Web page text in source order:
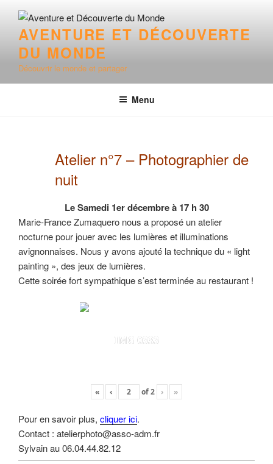
contenu
principal
AVENTURE ET DÉCOUVERTE
DU MONDE
Découvrir le monde et partager
Menu
Atelier n°7 – Photographier de
nuit
Le Samedi 1er décembre à 17 h 30
Marie-France Zumaquero nous a proposé un atelier
nocturne pour jouer avec les lumières et illuminations
avignonnaises. Nous y avons ajouté la technique du « light
painting », des jeux de lumières.
Cette soirée fort sympathique s’est terminée au restaurant !
IMG 0333
« ‹ of2 › »
Pour en savoir plus, cliquer ici.
Contact : atelierphoto@asso-adm.fr
Sylvain au 06.04.44.82.12